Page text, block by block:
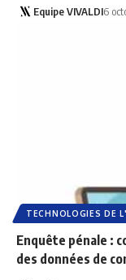
Equipe VIVALDI6
TECHNOLOGIES DE
Enquête pénale :
des données de